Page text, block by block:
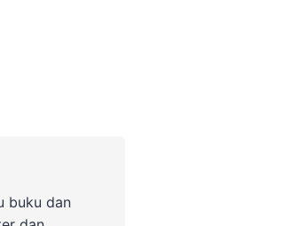
buku dan